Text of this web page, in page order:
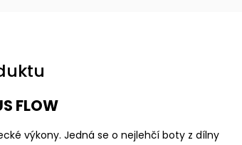
FLOW
výkony. Jedná se o nejlehčí boty z dílny